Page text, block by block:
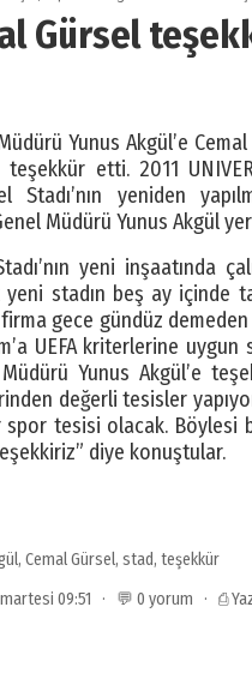
Gürsel
Yunus Akgül’e Cemal
etti. 2011
Stadı’nın yeniden
Müdürü Yunus Akgül yer
yeni inşaatında
stadın beş ay içinde
gece gündüz
UEFA kriterlerine uygun
Yunus Akgül’e
değerli tesisler
tesisi olacak. Böylesi
diye konuştular.
, Cemal Gürsel, stad, teşekkür
09:51 · 💬 0 yorum · ⎙